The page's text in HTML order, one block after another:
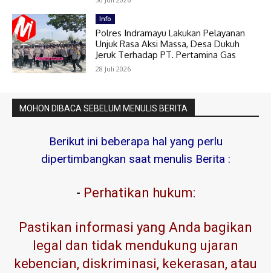
Info
Polres Indramayu Lakukan Pelayanan
Unjuk Rasa Aksi Massa, Desa Dukuh
Jeruk Terhadap PT. Pertamina Gas
28 Juli 2026
MOHON DIBACA SEBELUM MENULIS BERITA
Berikut ini beberapa hal yang perlu
dipertimbangkan saat menulis Berita :
- Perhatikan hukum:
Pastikan informasi yang Anda bagikan
legal dan tidak mendukung ujaran
kebencian, diskriminasi, kekerasan, atau